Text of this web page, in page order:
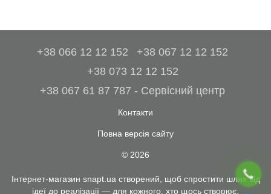
+38 066 12 12 152
+38 067 12 12 152
+38 073 12 12 152
+38 067 61 87 787 - Сервісний центр
Контакти
Повна версія сайту
© 2026
Інтернет-магазин snapt.ua створений, щоб спростити шлях від
ідеї до реалізації — для кожного, хто щось створює.